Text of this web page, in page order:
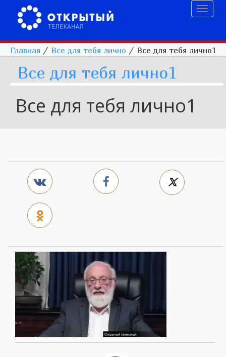
Главная / Все для тебя лично / Все для тебя лично1
Все для тебя лично1
Все для тебя лично1